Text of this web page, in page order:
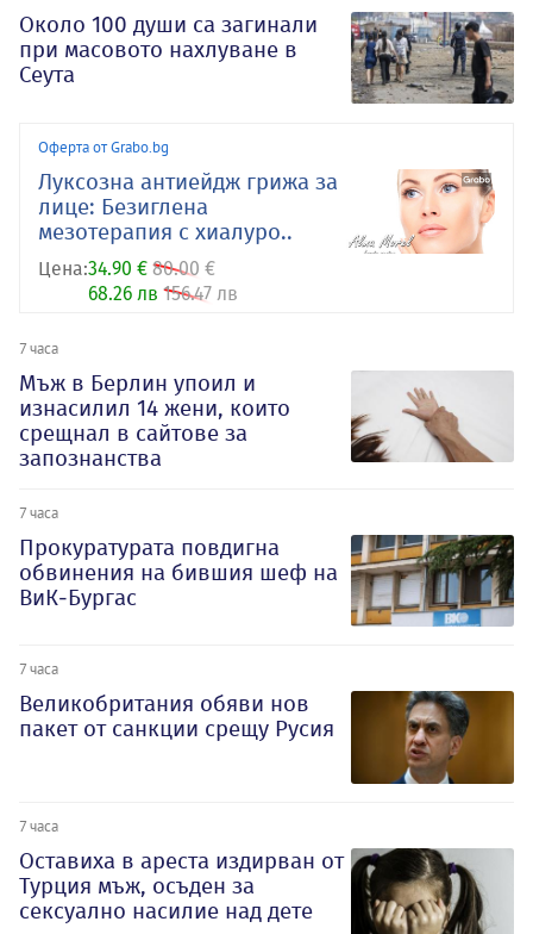
Около 100 души са загинали
при масовото нахлуване в
Сеута
Оферта от Grabo.bg
Луксозна антиейдж грижа за
лице: Безиглена
мезотерапия с хиалуро..
Цена:34.90 € 80.00 €
68.26 лв 156.47 лв
7 часа
Мъж в Берлин упоил и
изнасилил 14 жени, които
срещнал в сайтове за
запознанства
7 часа
Прокуратурата повдигна
обвинения на бившия шеф на
ВиК-Бургас
7 часа
Великобритания обяви нов
пакет от санкции срещу Русия
7 часа
Оставиха в ареста издирван от
Турция мъж, осъден за
сексуално насилие над дете